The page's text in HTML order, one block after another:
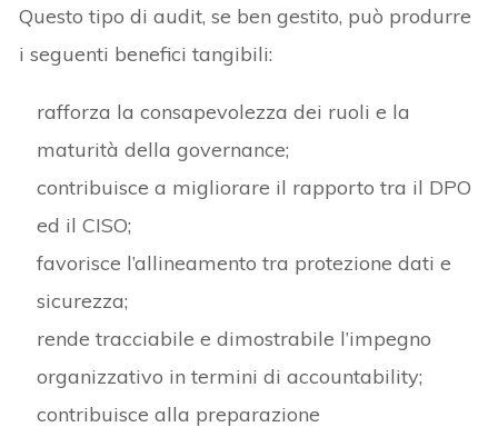
Questo tipo di audit, se ben gestito, può produrre
i seguenti benefici tangibili:
rafforza la consapevolezza dei ruoli e la
maturità della governance;
contribuisce a migliorare il rapporto tra il DPO
ed il CISO;
favorisce l’allineamento tra protezione dati e
sicurezza;
rende tracciabile e dimostrabile l’impegno
organizzativo in termini di accountability;
contribuisce alla preparazione